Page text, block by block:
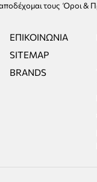
τους Όροι &
ΕΠΙΚΟΙΝΩΝΊΑ
SITEMAP
BRANDS